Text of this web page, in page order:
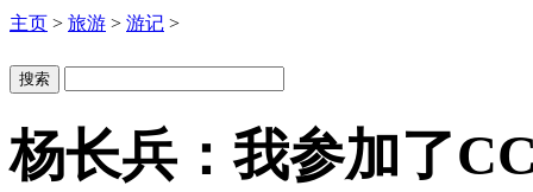
主页 > 旅游 > 游记 >
杨长兵：我参加了